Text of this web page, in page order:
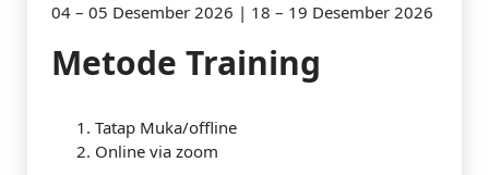
04 – 05 Desember 2026 | 18 – 19 Desember 2026
Metode Training
Tatap Muka/offline
Online via zoom